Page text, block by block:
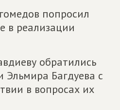
попросил
в реализации
обратились
Эльмира Багдуева с
в вопросах их